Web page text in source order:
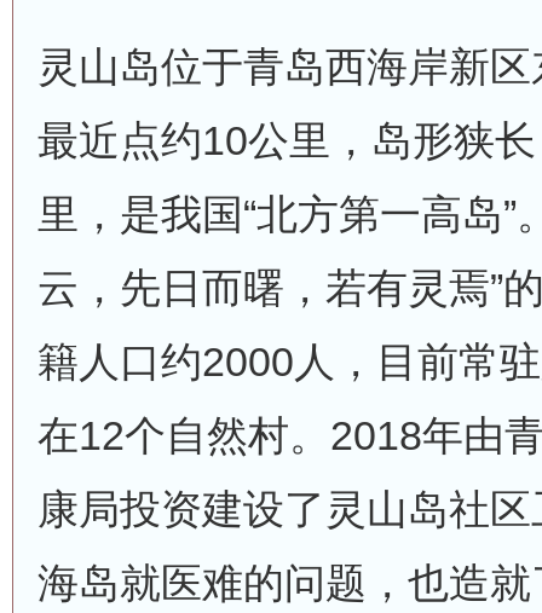
灵山岛位于青岛西海岸新
最近点约10公里，岛形狭
里，是我国“北方第一高岛”
云，先日而曙，若有灵焉”
籍人口约2000人，目前常
在12个自然村。2018年由
康局投资建设了灵山岛社
海岛就医难的问题，也造